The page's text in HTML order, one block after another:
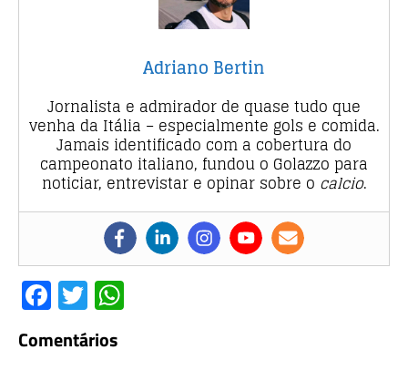
Adriano Bertin
Jornalista e admirador de quase tudo que
venha da Itália – especialmente gols e comida.
Jamais identificado com a cobertura do
campeonato italiano, fundou o Golazzo para
noticiar, entrevistar e opinar sobre o calcio.
F
a
c
T
w
it
Comentários